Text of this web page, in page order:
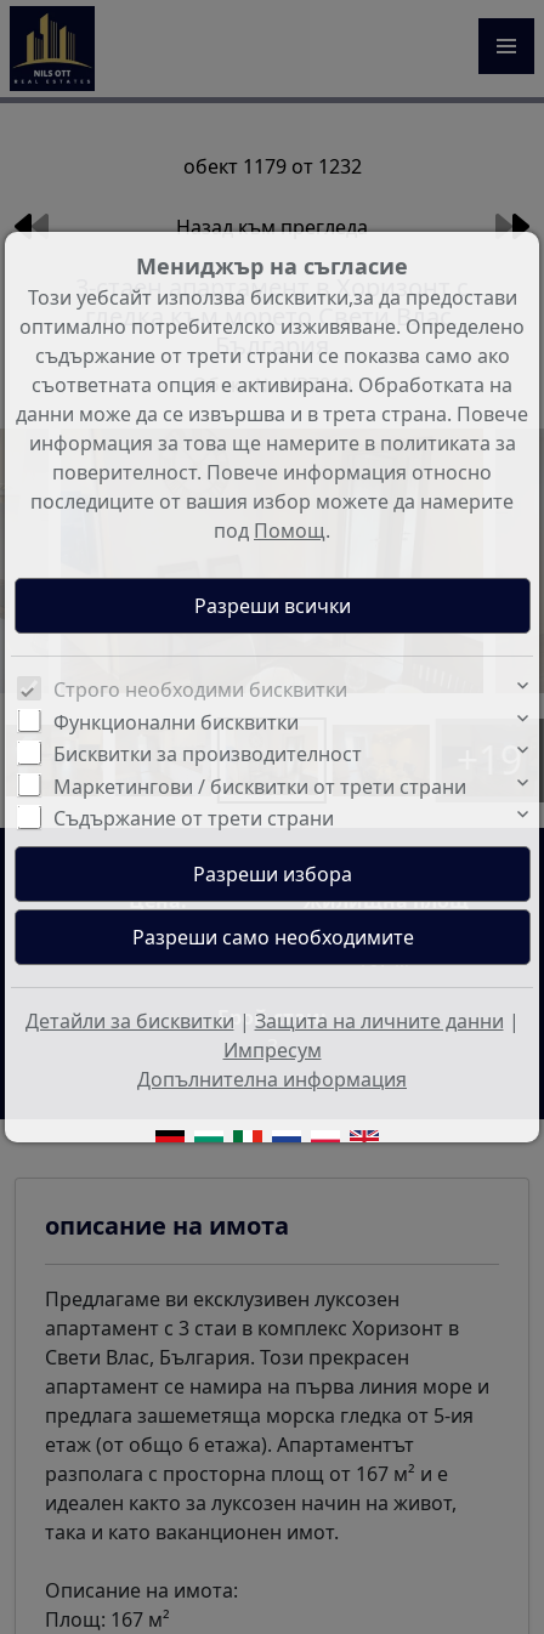
обект 1179 от 1232
Назад към прегледа
3-стаен апартамент в Хоризонт с
гледка към морето Свети Влас,
България
Обект №: VP7018
+19
Цена:
215.000 €
Жилищна площ
ок.:
167 м²
Брой стаи:
3
описание на имота
Предлагаме ви ексклузивен луксозен
апартамент с 3 стаи в комплекс Хоризонт в
Свети Влас, България. Този прекрасен
апартамент се намира на първа линия море и
предлага зашеметяща морска гледка от 5-ия
етаж (от общо 6 етажа). Апартаментът
разполага с просторна площ от 167 м² и е
идеален както за луксозен начин на живот,
така и като ваканционен имот.
Описание на имота:
Площ: 167 м²
Мениджър на съгласие
Този уебсайт използва бисквитки,за да предостави
оптимално потребителско изживяване. Определено
съдържание от трети страни се показва само ако
съответната опция е активирана. Обработката на
данни може да се извършва и в трета страна. Повече
информация за това ще намерите в политиката за
поверителност. Повече информация относно
последиците от вашия избор можете да намерите
под Помощ.
Строго необходими бисквитки
Функционални бисквитки
Бисквитки за производителност
Маркетингови / бисквитки от трети страни
Съдържание от трети страни
Детайли за бисквитки | Защита на личните данни |
Импресум
Допълнителна информация